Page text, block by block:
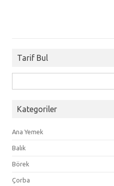
Tarif Bul
Kategoriler
Ana Yemek
Balık
Börek
Çorba